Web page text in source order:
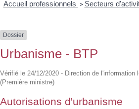
Accueil professionnels > Secteurs
Dossier
Urbanisme - BTP
Vérifié le 24/12/2020 - Direction de l'information
(Première ministre)
Autorisations d'urbanisme